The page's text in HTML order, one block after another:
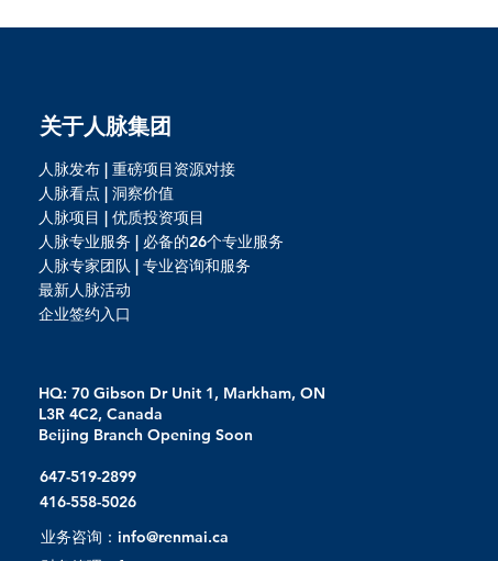
关于人脉集团
人脉发布 | 重磅项目资源对接
人脉看点 | 洞察价值
人脉项目 | 优质投资项目
人脉专业服务 | 必备的26个专业服务
人脉专家团队 | 专业咨询和服务
最新人脉活动
企业签约入口
HQ: 70 Gibson Dr Unit 1, Markham, ON
L3R 4C2, Canada
Beijing Branch Opening Soon
647-519-2899
416-558-5026
业务咨询：info@renmai.ca